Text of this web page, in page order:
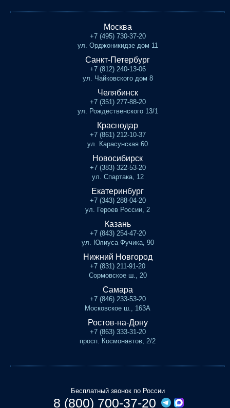
Москва
+7 (495) 730-37-20
ул. Орджоникидзе дом 11
Санкт-Петербург
+7 (812) 240-13-06
ул. Чайковского дом 8
Челябинск
+7 (351) 277-88-20
ул. Рождественского 13/1
Краснодар
+7 (861) 212-10-37
ул. Карасунская 60
Новосибирск
+7 (383) 322-53-20
ул. Спартака, 12
Екатеринбург
+7 (343) 288-04-20
ул. Героев России, 2
Казань
+7 (843) 254-47-20
ул. Юлиуса Фучика, 90
Нижний Новгород
+7 (831) 211-91-20
Сормовское ш., 20
Самара
+7 (846) 233-53-20
Московское ш., 163А
Ростов-на-Дону
+7 (863) 333-31-20
просп. Космонавтов, 2/2
Бесплатный звонок по России
8 (800) 700-37-20